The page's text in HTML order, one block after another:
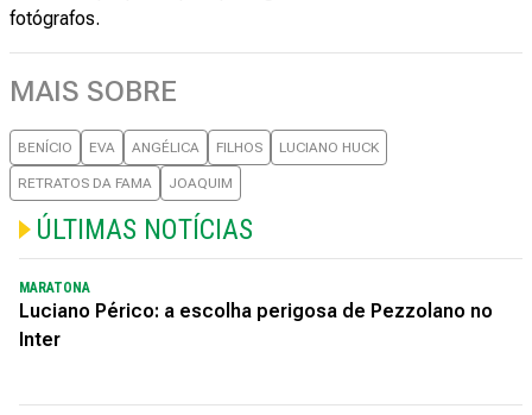
fotógrafos.
MAIS SOBRE
BENÍCIO EVA ANGÉLICA FILHOS LUCIANO HUCK
RETRATOS DA FAMA JOAQUIM
ÚLTIMAS NOTÍCIAS
MARATONA
Luciano Périco: a escolha perigosa de Pezzolano no
Inter